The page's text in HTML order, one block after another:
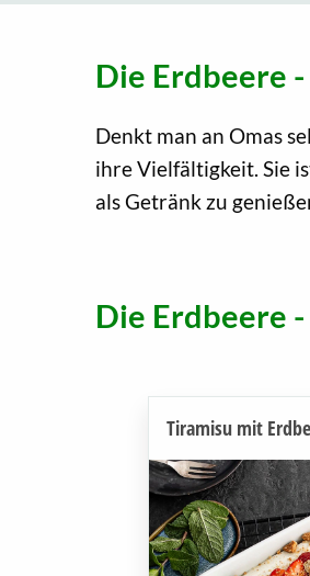
Die Erdbeere
Denkt man an Omas
ihre Vielfältigkeit. Sie
als Getränk zu
Die Erdbeere
Tiramisu mit